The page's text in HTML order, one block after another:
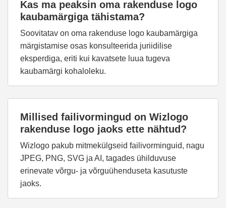
Kas ma peaksin oma rakenduse logo
kaubamärgiga tähistama?
Soovitatav on oma rakenduse logo kaubamärgiga
märgistamise osas konsulteerida juriidilise
eksperdiga, eriti kui kavatsete luua tugeva
kaubamärgi kohaloleku.
Millised failivormingud on Wizlogo
rakenduse logo jaoks ette nähtud?
Wizlogo pakub mitmekülgseid failivorminguid, nagu
JPEG, PNG, SVG ja AI, tagades ühilduvuse
erinevate võrgu- ja võrguühenduseta kasutuste
jaoks.